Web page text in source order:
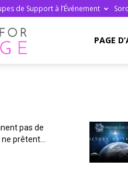
de Support à l’Événement
Change
PAGE
pas de
prêtent...